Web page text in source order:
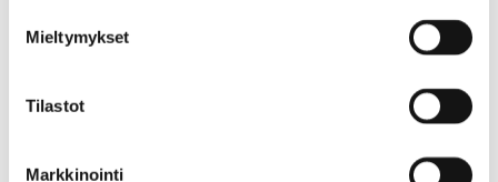
Mieltymykset
Tilastot
Markkinointi
School youth work
Holiday activities for young people
Outreach youth work